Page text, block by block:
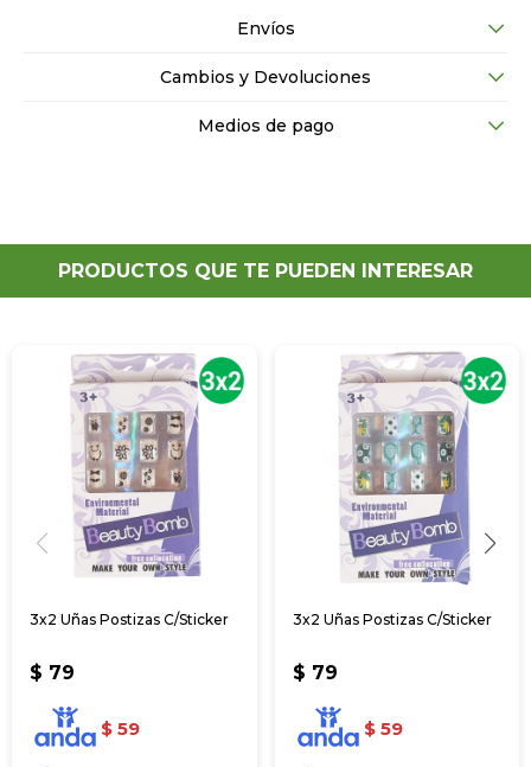
Envíos
Cambios y Devoluciones
Medios de pago
PRODUCTOS QUE TE PUEDEN INTERESAR
3x2 Uñas Postizas C/Sticker
$ 79
$ 59
3x2 Uñas Postizas C/Sticker
$ 79
$ 59